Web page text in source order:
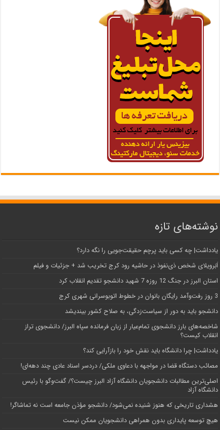
نوشته‌های تازه
یادداشت| ‌چه کسی باید پرچم حقیقت‌جویی را نگه دارد؟
اَبَر‌ویلای شخص ذی‌نفوذ در حاشیه‌ رود کرج تخریب شد + جزئیات و فیلم
استان البرز در جنگ 12 روزه 7 شهید دانشجو تقدیم انقلاب کرد
3 روز رفت‌وآمد رایگان بانوان در خطوط اتوبوسرانی شهری کرج
دانشجو باید به دور از سیاست‌زدگی، به صلاح کشور بیندیشد
شاخصه‌های بارز دانشجوی تمام‌عیار از زبان فرمانده سپاه البرز/ دانشجوی تراز
انقلاب کیست؟
یادداشت| چرا دانشگاه باید نقش خود را بازآرایی کند؟
مصائب دستگاه قضا در مواجهه با دعاوی ملکی/ دردسر اسناد عادی چند‌ دهه‌ای!
اصلی‌ترین مطالبات دانشجویان دانشگاه آزاد البرز چیست؟/ گفت‌وگو با رئیس
دانشگاه آز‌اد
هشداری تاریخی که هنوز شنیده نمی‌شود/ دانشجو مؤذن جامعه است نه تماشاگر!
هیچ توسعه پایداری بدون همراهی دانشجویان ممکن نیست